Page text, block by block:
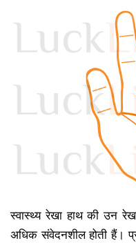
स्वास्थ्य रेखा हाथ की उन
अधिक संवेदनशील होती हैं।